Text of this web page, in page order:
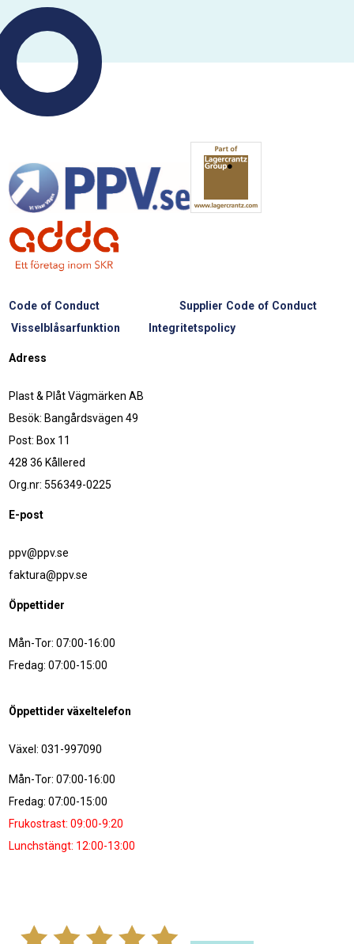
Code of Conduct
Supplier Code of Conduct
Visselblåsarfunktion
Integritetspolicy
Adress
Plast & Plåt Vägmärken AB
Besök: Bangårdsvägen 49
Post: Box 11
428 36 Kållered
Org.nr: 556349-0225
E-post
ppv@ppv.se
faktura@ppv.se
Öppettider
Mån-Tor: 07:00-16:00
Fredag: 07:00-15:00
Öppettider växeltelefon
Växel: 031-997090
Mån-Tor: 07:00-16:00
Fredag: 07:00-15:00
Frukostrast: 09:00-9:20
Lunchstängt: 12:00-13:00